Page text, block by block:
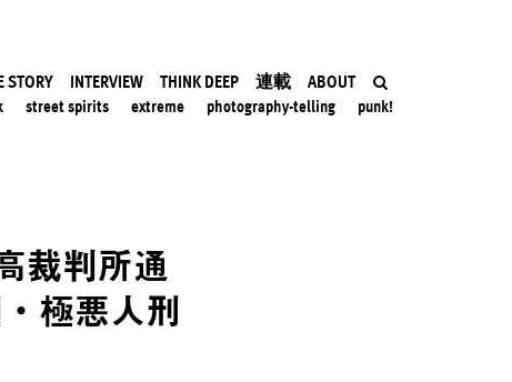
STORY INTERVIEW THINK DEEP 連載 ABOUT
street spirits extreme photography-telling punk!
裁判所通
極悪人刑